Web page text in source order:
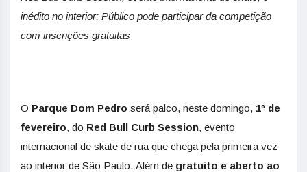
inédito no interior; Público pode participar da competição
com inscrições gratuitas
O Parque Dom Pedro será palco, neste domingo, 1º de
fevereiro, do Red Bull Curb Session, evento
internacional de skate de rua que chega pela primeira vez
ao interior de São Paulo. Além de gratuito e aberto ao